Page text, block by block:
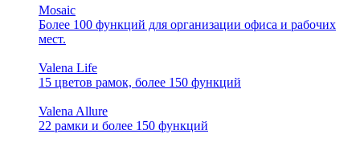
Mosaic
Более 100 функций для организации офиса и рабочих
мест.
Valena Life
15 цветов рамок, более 150 функций
Valena Allure
22 рамки и более 150 функций